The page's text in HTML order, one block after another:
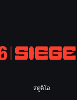
สตูดิโอ